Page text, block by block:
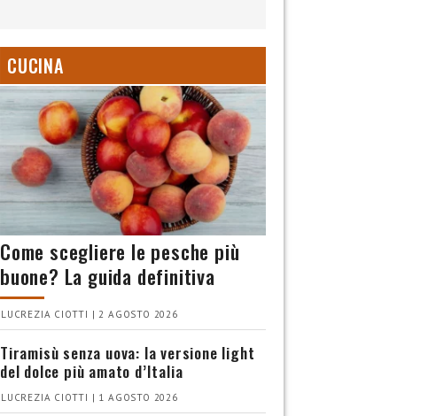
CUCINA
Come scegliere le pesche più
buone? La guida definitiva
LUCREZIA CIOTTI | 2 AGOSTO 2026
Tiramisù senza uova: la versione light
del dolce più amato d’Italia
LUCREZIA CIOTTI | 1 AGOSTO 2026